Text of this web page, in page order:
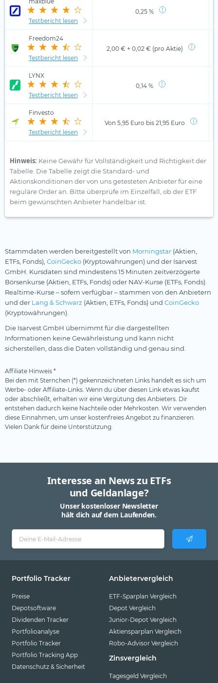
Testbericht lesen
0,25 %
Freedom24
Testbericht lesen
2,00 € + 0,02 € (pro Aktie)
LYNX
Testbericht lesen
0,14 %
Finvesto
Testbericht lesen
Von 5,95 Euro bis 21,95 Euro
Hinweis: Keine Gewähr für Vollständigkeit und Richtigkeit der
Tabelle. Die Tabelle zeigt die Standard- und
Aktionskonditionen der von uns getesteten Anbieter für eine
reguläre Order an. Bitte überprüfe im Einzelfall, ob der ETF
beim gewünschten Anbieter handelbar ist.
Stammdaten werden bereitgestellt von Morningstar (Aktien,
ETFs, Fonds), CoinGecko (Kryptowährungen) und der Isarvest
GmbH. Kursdaten sind mindestens 15 Minuten zeitverzögerte
Börsenkurse (Aktien, ETFs, Fonds) oder NAV-Kurse (ETFs, Fonds).
Realtime-Kurse – sofern verfügbar – stammen von den Anbietern
und der Lang & Schwarz (Aktien, ETFs, Fonds) und CoinGecko
(Kryptowährungen).
Die Isarvest GmbH übernimmt für die dargestellten
Informationen keine Gewährleistung und kann nicht
sicherstellen, dass die Daten vollständig und genau sind.
Affiliate Hinweis *
Bei den mit Sternchen (*) gekennzeichneten Links handelt es sich um
Werbe- oder Affiliate-Links. Wenn du über diesen Link etwas kaufst
oder abschließt, erhalten wir eine Vergütung des Anbieters. Dir
entstehen dadurch keine Nachteile oder Mehrkosten. Wir verwenden
diese Einnahmen, um unser kostenfreies Angebot zu finanzieren.
Vielen Dank für deine Unterstützung.
Interesse an News zu ETFs
und Geldanlage?
Unser kostenloser Newsletter
hält dich auf dem Laufenden.
Portfolio Tracker
Preise
Depotsoftware
Dividenden Tracker
Portfolioanalyse
Portfolio Tracker
Portfolio Tracking App
Datenschutz & Sicherheit
Anbietervergleich
ETF-Sparplan Vergleich
Depot Vergleich
Junior-Depot Vergleich
Aktiensparplan Vergleich
Robo-Advisor Vergleich
Zinsvergleich
Tagesgeld Vergleich